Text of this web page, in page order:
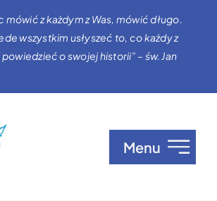
mówić z każdym z Was, mówić długo.
wszystkim usłyszeć to, co każdy z
o swojej historii” – św. Jan
Menu